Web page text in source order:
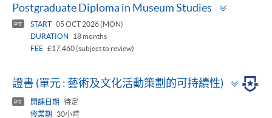
Postgraduate Diploma in Museum Studies
PT START 05 OCT 2026 (MON)
DURATION
18 months
FEE £17,460 (subject to review)
證書 (單元 : 藝術及文化活動策劃的可持續性)
Toggle
panel
PT 開課日期
待定
修業期
30小時